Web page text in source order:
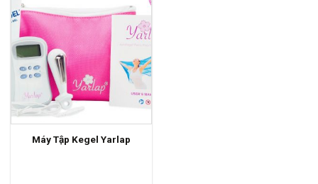
Máy Tập Kegel Yarlap